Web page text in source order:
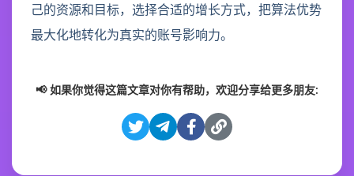
己的资源和目标，选择合适的增长方式，把算法优势
最大化地转化为真实的账号影响力。
📢 如果你觉得这篇文章对你有帮助，欢迎分享给更多朋友: